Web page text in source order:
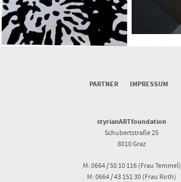
Peter ANGERER
PARTNER IMPRESSUM
styrianARTfoundation
Schubertstraße 25
8010 Graz
M: 0664 / 50 10 116 (Frau Temmel)
M: 0664 / 43 151 30 (Frau Roth)